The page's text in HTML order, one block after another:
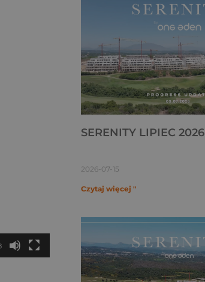
SERENITY LIPIEC 2026
2026-07-15
Czytaj więcej "